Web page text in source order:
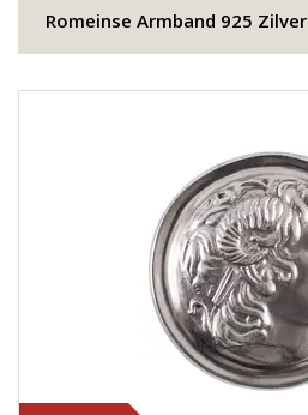
Romeinse Armband 925 Zilver